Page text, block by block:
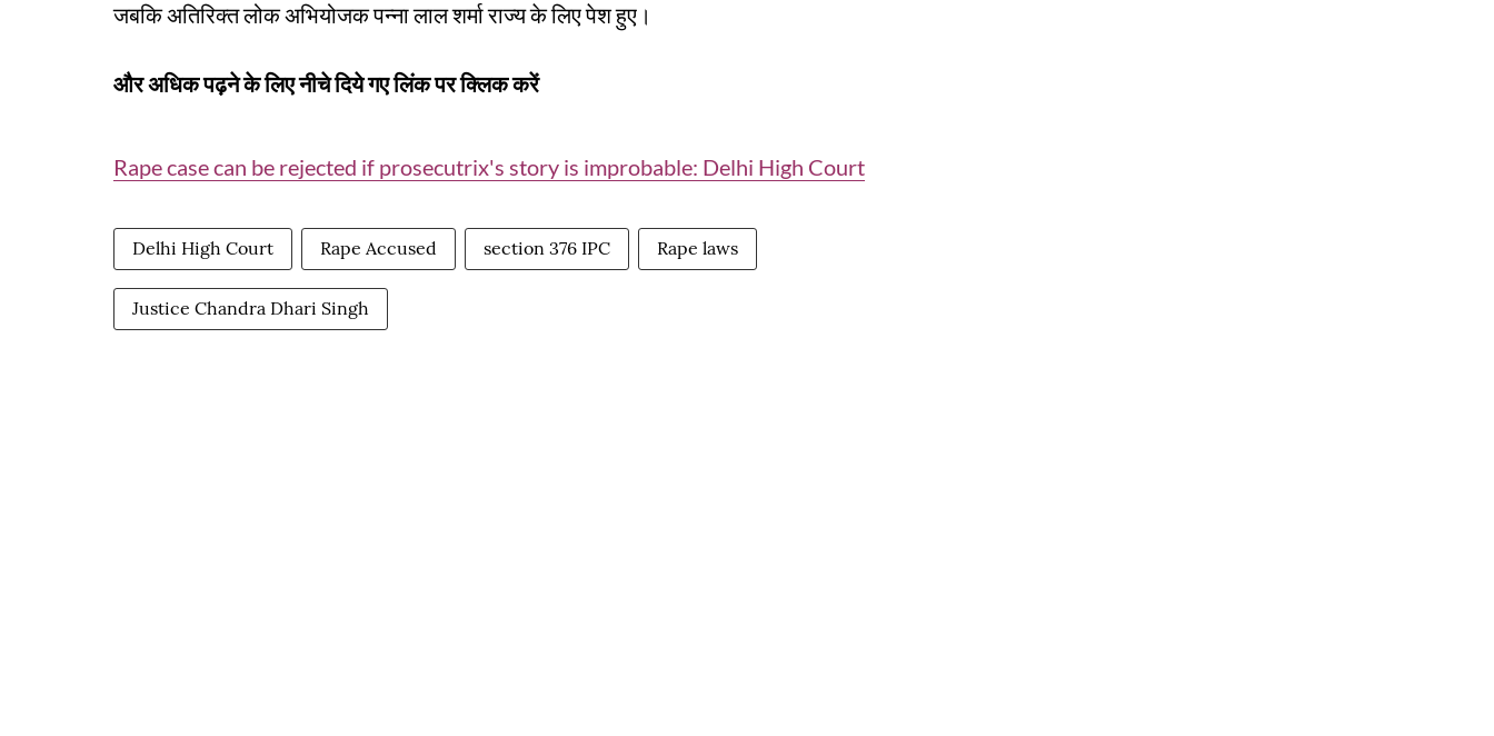
जबकि अतिरिक्त लोक अभियोजक पन्ना लाल शर्मा राज्य के लिए पेश हुए।
और अधिक पढ़ने के लिए नीचे दिये गए लिंक पर क्लिक करें
Rape case can be rejected if prosecutrix's story is improbable: Delhi High Court
Delhi High Court Rape Accused section 376 IPC Rape laws
Justice Chandra Dhari Singh